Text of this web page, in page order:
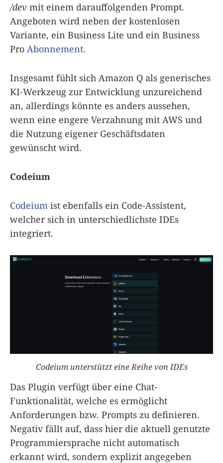
/dev mit einem darauffolgenden Prompt.
Angeboten wird neben der kostenlosen
Variante, ein Business Lite und ein Business
Pro Abonnement.
Insgesamt fühlt sich Amazon Q als generisches
KI-Werkzeug zur Entwicklung unzureichend
an, allerdings könnte es anders aussehen,
wenn eine engere Verzahnung mit AWS und
die Nutzung eigener Geschäftsdaten
gewünscht wird.
Codeium
Codeium ist ebenfalls ein Code-Assistent,
welcher sich in unterschiedlichste IDEs
integriert.
Codeium unterstützt eine Reihe von IDEs
Das Plugin verfügt über eine Chat-
Funktionalität, welche es ermöglicht
Anforderungen bzw. Prompts zu definieren.
Negativ fällt auf, dass hier die aktuell genutzte
Programmiersprache nicht automatisch
erkannt wird, sondern explizit angegeben